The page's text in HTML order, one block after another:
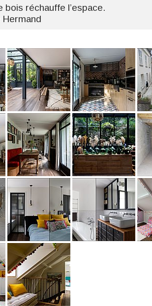
bois réchauffe l’espace.